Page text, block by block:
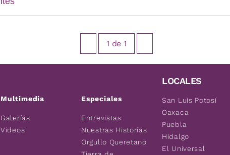
1 de 1
Multimedia
Galerías
Videos
Especiales
Entrevistas
Nuestras Historias
Orgullo Queretano
LOCALES
San Luis Potosí
Oaxaca
Puebla
Hidalgo
El Universal